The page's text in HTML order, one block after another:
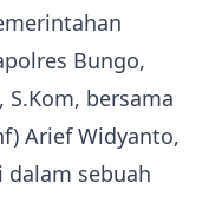
Bungo,
S.Kom, bersama
Arief Widyanto,
dalam sebuah